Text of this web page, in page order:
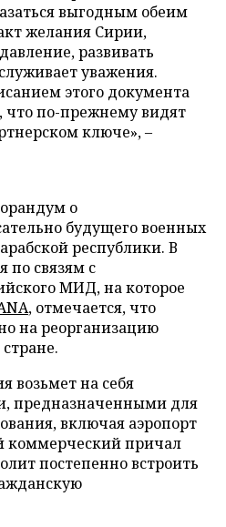
выгодным обеим
желания Сирии,
развивать
уважения.
этого документа
что по-прежнему видят
ключе», –
о
будущего военных
республики. В
по связям с
МИД, на которое
, отмечается, что
на реорганизацию
возьмет на себя
предназначенными для
включая аэропорт
причал
постепенно встроить